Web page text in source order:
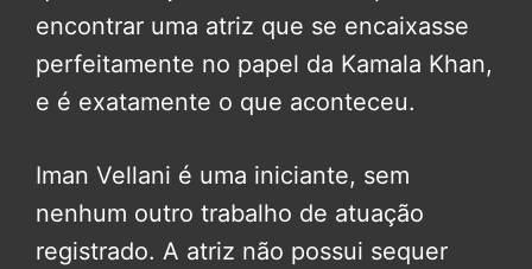
encontrar uma atriz que se encaixasse
perfeitamente no papel da Kamala Khan,
e é exatamente o que aconteceu.
Iman Vellani é uma iniciante, sem
nenhum outro trabalho de atuação
registrado. A atriz não possui sequer